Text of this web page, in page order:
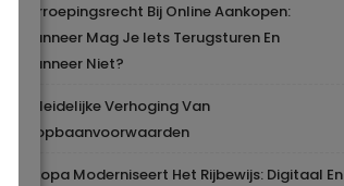
Herroepingsrecht Bij Online Aankopen:
Wanneer Mag Je Iets Terugsturen En
Wanneer Niet?
Geleidelijke Verhoging Van
Loopbaanvoorwaarden
Europa Moderniseert Het Rijbewijs: Digitaal En